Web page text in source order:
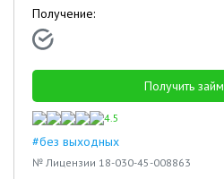
Получение:
Получить займ
4.5
#без выходных
№ Лицензии 18-030-45-008863